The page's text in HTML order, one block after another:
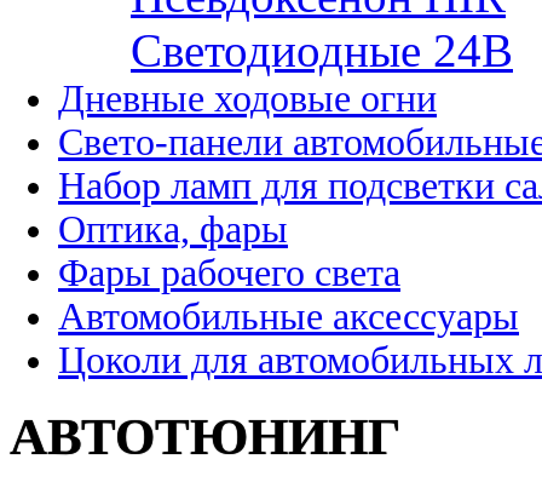
Cветодиодные 24B
Дневные ходовые огни
Свето-панели
Набор ламп для подсветки
Оптика, фары
Фары рабочего света
Автомобильные аксессуары
Цоколи для автомобильных
АВТОТЮНИНГ